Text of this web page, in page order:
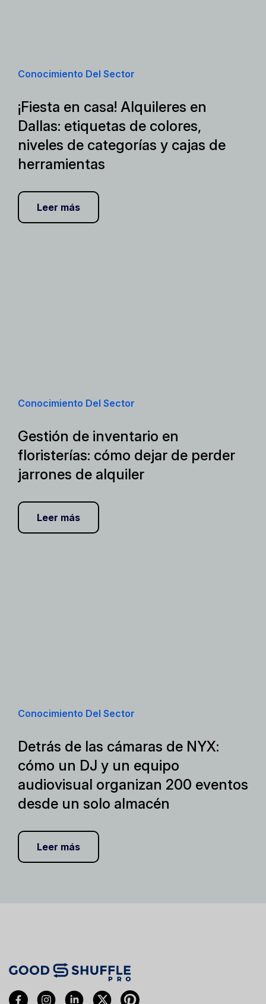
Conocimiento Del Sector
¡Fiesta en casa! Alquileres en
Dallas: etiquetas de colores,
niveles de categorías y cajas de
herramientas
Leer más
Conocimiento Del Sector
Gestión de inventario en
floristerías: cómo dejar de perder
jarrones de alquiler
Leer más
Conocimiento Del Sector
Detrás de las cámaras de NYX:
cómo un DJ y un equipo
audiovisual organizan 200 eventos
desde un solo almacén
Leer más